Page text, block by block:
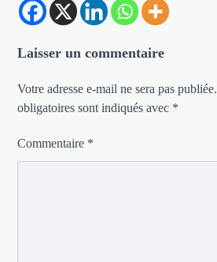
Laisser un commentaire
Votre adresse e-mail ne sera pas publiée.
obligatoires sont indiqués avec *
Commentaire *